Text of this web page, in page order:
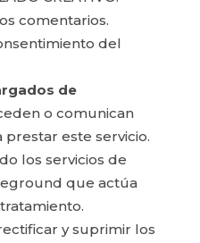
comentarios.
del
de
o comunican
este servicio.
los servicios de
que actúa
y suprimir los